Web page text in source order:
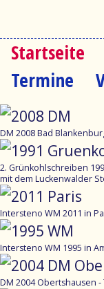
Navigation
überspringen
Startseite
Termine
DM 2008 Bad
2. Grünkohlschreiben
mit dem Luckenwalder
Intersteno WM 2011 in
Intersteno WM 1995 in
DM 2004 Obertshausen